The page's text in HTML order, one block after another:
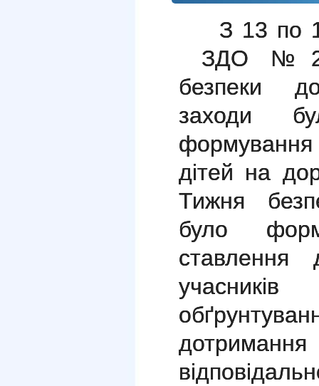
З 13 по
ЗДО №27
безпеки
заходи
дітей на
Тижня
було